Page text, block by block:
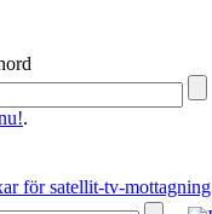
.
för satellit-tv-mottagning